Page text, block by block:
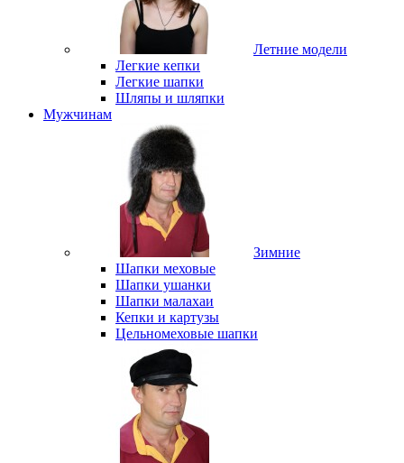
Летние модели
Легкие кепки
Легкие шапки
Шляпы и шляпки
Мужчинам
Зимние
Шапки меховые
Шапки ушанки
Шапки малахаи
Кепки и картузы
Цельномеховые шапки